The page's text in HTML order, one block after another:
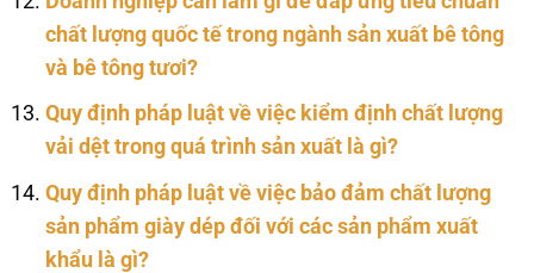
chất lượng quốc tế trong ngành sản xuất bê tông
và bê tông tươi?
Quy định pháp luật về việc kiểm định chất lượng
vải dệt trong quá trình sản xuất là gì?
Quy định pháp luật về việc bảo đảm chất lượng
sản phẩm giày dép đối với các sản phẩm xuất
khẩu là gì?